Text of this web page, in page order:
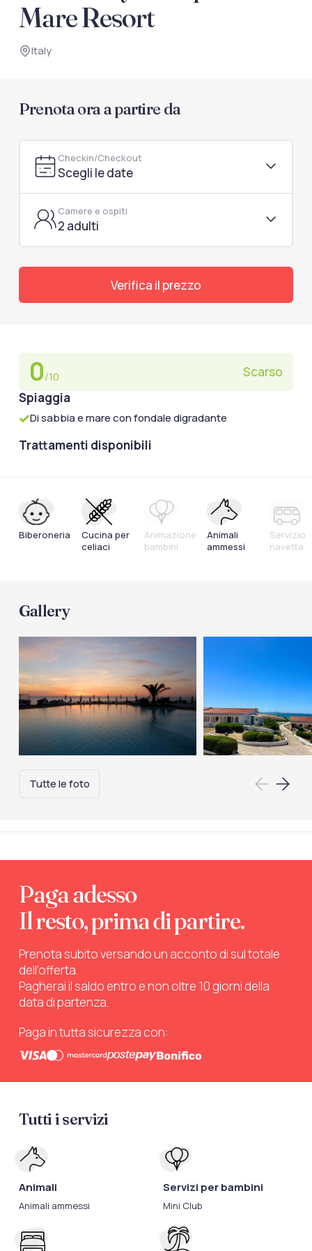
documenti di viaggio.
Mare Resort
Italy
Prenota ora a partire da
Checkin/Checkout
Scegli le date
Camere e ospiti
2 adulti
Verifica il prezzo
0/10
Scarso
Spiaggia
Di sabbia e mare con fondale digradante
Trattamenti disponibili
Biberoneria
Cucina per
celiaci
Animazione
bambini
Animali
ammessi
Servizio
navetta
Gallery
Tutte le foto
Paga adesso
Il resto, prima di partire.
Prenota subito versando un acconto di sul totale
dell’offerta.
Pagherai il saldo entro e non oltre 10 giorni della
data di partenza.
Paga in tutta sicurezza con:
Tutti i servizi
Animali
Animali ammessi
Servizi per bambini
Mini Club